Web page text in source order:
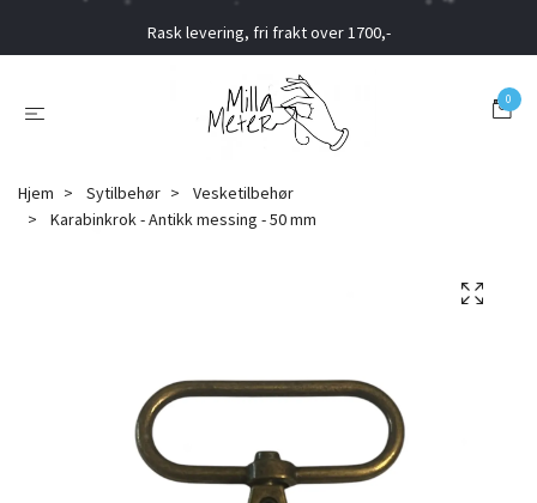
Rask levering, fri frakt over 1700,-
0
Hjem Sytilbehør
Vesketilbehør
Karabinkrok - Antikk messing - 50 mm